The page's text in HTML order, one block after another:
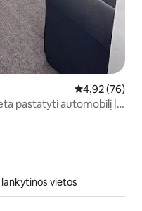
Vidutinis
4,92 (76)
pastatyti automobilį | 5
vietos